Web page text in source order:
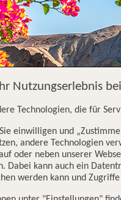
Nutzungserlebnis
Technologien, die für
einwilligen und
andere Technologien
oder neben unserer
Dabei kann auch ein
werden kann und